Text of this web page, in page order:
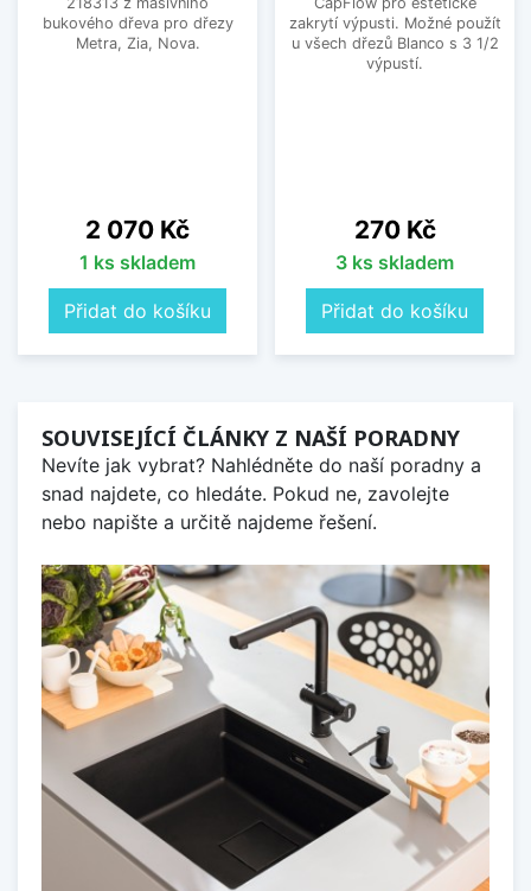
bukového dřeva pro dřezy
Metra, Zia, Nova.
Cena
2 070 Kč
1 ks skladem
Přidat do košíku
zakrytí výpusti. Možné použít
u všech dřezů Blanco s 3 1/2
výpustí.
Cena
270 Kč
3 ks skladem
Přidat do košíku
SOUVISEJÍCÍ ČLÁNKY Z NAŠÍ PORADNY
Nevíte jak vybrat? Nahlédněte do naší poradny a
snad najdete, co hledáte. Pokud ne, zavolejte
nebo napište a určitě najdeme řešení.